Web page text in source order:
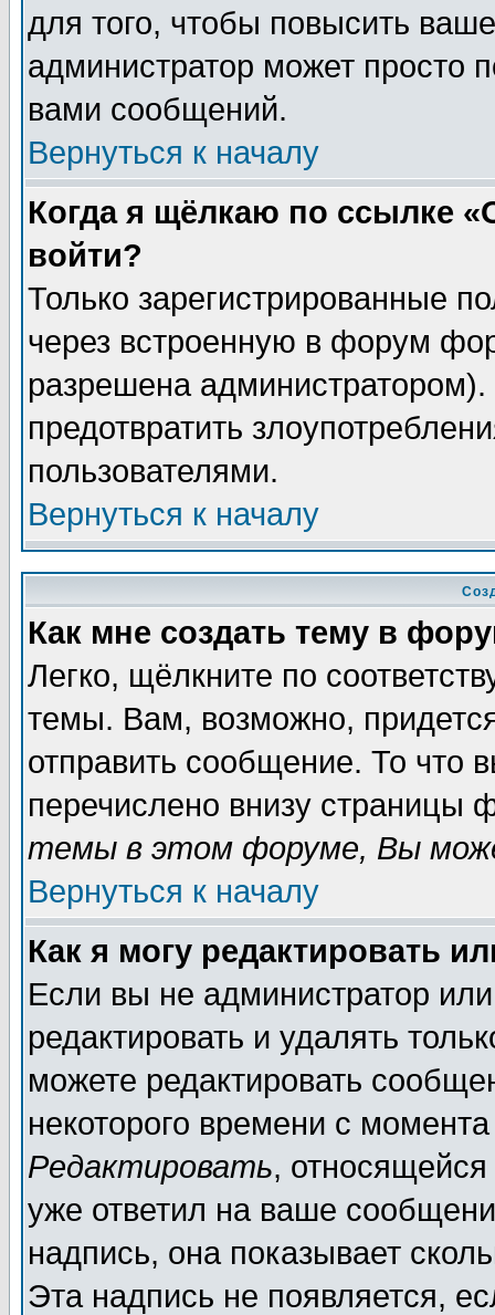
для того, чтобы повысить
администратор может просто
вами сообщений.
Вернуться к началу
Когда я щёлкаю по ссылке
войти?
Только зарегистрированные
через встроенную в форум
разрешена
предотвратить
пользователями.
Вернуться к началу
Как мне создать тему в
Легко, щёлкните по
темы. Вам, возможно,
отправить сообщение. То что
перечислено внизу страницы
темы в этом форуме, Вы
Вернуться к началу
Как я могу редактировать
Если вы не администратор
редактировать и удалять
можете редактировать
некоторого времени с
Редактировать,
уже ответил на ваше
надпись, она показывает
Эта надпись не появляется,